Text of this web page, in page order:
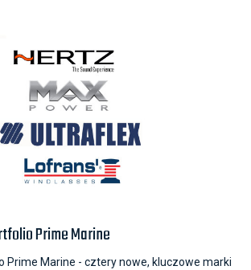
Prime Marine
Prime Marine - cztery nowe, kluczowe marki